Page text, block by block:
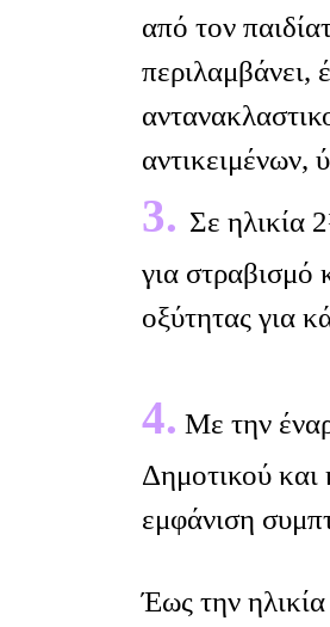
από τον
περιλαμβάνει,
αντικειμένων,
3. Σε ηλικία
για στραβισμό
οξύτητας για
4. Με την
Δημοτικού και
εμφάνιση
Έως την